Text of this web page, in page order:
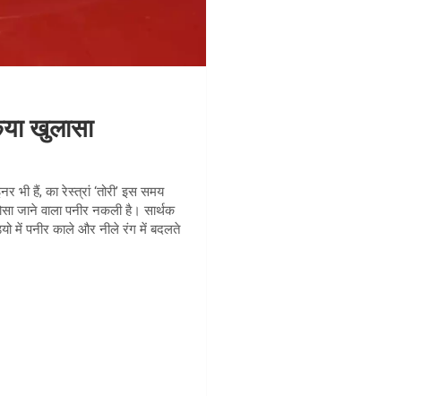
खुलासा
भी हैं, का रेस्त्रां ‘तोरी’ इस समय
जाने वाला पनीर नकली है। सार्थक
में पनीर काले और नीले रंग में बदलते